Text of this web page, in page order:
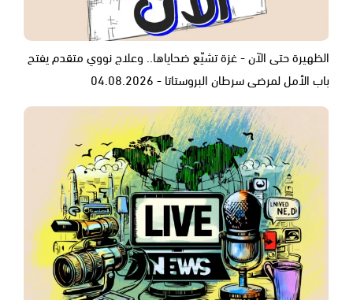
الظهيرة حتى الآن - غزة تشيّع ضحاياها.. وعلاج نووي متقدم يفتح
باب الأمل لمرضى سرطان البروستاتا - 04.08.2026